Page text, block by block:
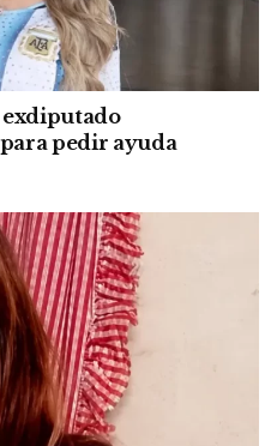
exdiputado
pedir ayuda